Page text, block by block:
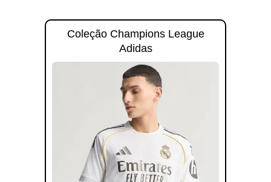
Coleção Champions League
Adidas